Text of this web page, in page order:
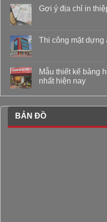
Gợi ý địa chỉ in
Thi công mặt dựng
Mẫu thiết kế bảng
nhất hiện nay
BẢN ĐỒ